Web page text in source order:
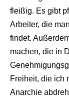
fleißig. Es gibt
Arbeiter, die
findet.
machen, die in
Freiheit, die ich
Anarchie